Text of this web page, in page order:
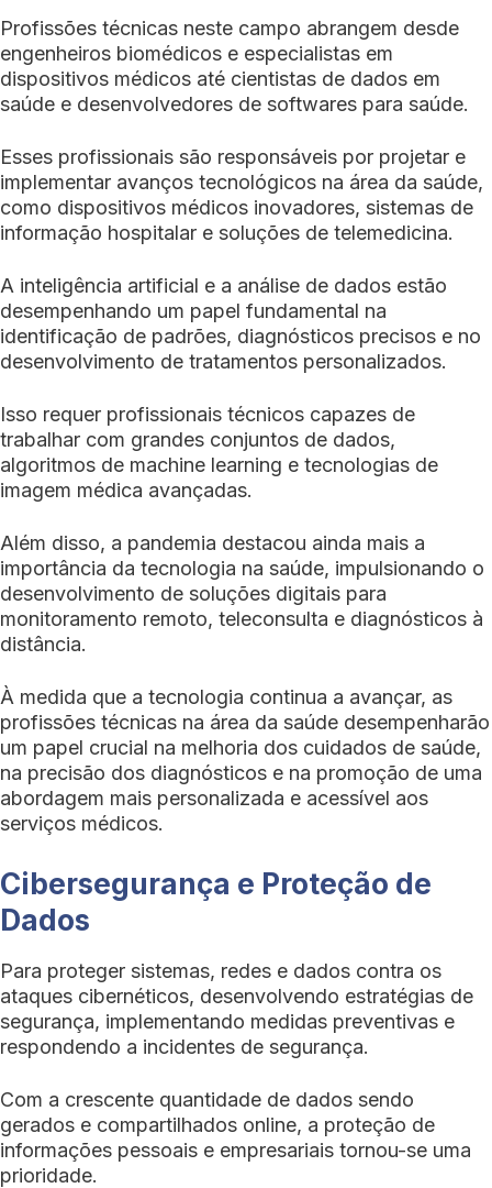
Profissões técnicas neste campo abrangem desde
engenheiros biomédicos e especialistas em
dispositivos médicos até cientistas de dados em
saúde e desenvolvedores de softwares para saúde.
Esses profissionais são responsáveis por projetar e
implementar avanços tecnológicos na área da saúde,
como dispositivos médicos inovadores, sistemas de
informação hospitalar e soluções de telemedicina.
A inteligência artificial e a análise de dados estão
desempenhando um papel fundamental na
identificação de padrões, diagnósticos precisos e no
desenvolvimento de tratamentos personalizados.
Isso requer profissionais técnicos capazes de
trabalhar com grandes conjuntos de dados,
algoritmos de machine learning e tecnologias de
imagem médica avançadas.
Além disso, a pandemia destacou ainda mais a
importância da tecnologia na saúde, impulsionando o
desenvolvimento de soluções digitais para
monitoramento remoto, teleconsulta e diagnósticos à
distância.
À medida que a tecnologia continua a avançar, as
profissões técnicas na área da saúde desempenharão
um papel crucial na melhoria dos cuidados de saúde,
na precisão dos diagnósticos e na promoção de uma
abordagem mais personalizada e acessível aos
serviços médicos.
Cibersegurança e Proteção de
Dados
Para proteger sistemas, redes e dados contra os
ataques cibernéticos, desenvolvendo estratégias de
segurança, implementando medidas preventivas e
respondendo a incidentes de segurança.
Com a crescente quantidade de dados sendo
gerados e compartilhados online, a proteção de
informações pessoais e empresariais tornou-se uma
prioridade.